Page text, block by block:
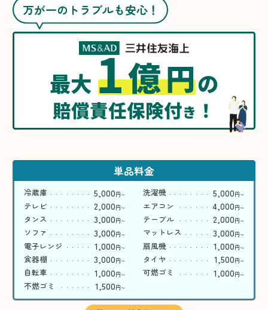
万が一のトラブルも安心！
最大1億円の
賠償責任保険付き ！
単品料金
冷蔵庫 5,000円〜 洗濯機 5,000円〜
テレビ 2,000円〜 エアコン 4,000円〜
タンス 3,000円〜 テーブル 2,000円〜
ソファ 3,000円〜 マットレス 3,000円〜
電子レンジ 1,000円〜 扇風機 1,000円〜
食器棚 3,000円〜 タイヤ 1,500円〜
自転車 1,000円〜 可燃ゴミ 1,000円〜
不燃ゴミ 1,500円〜